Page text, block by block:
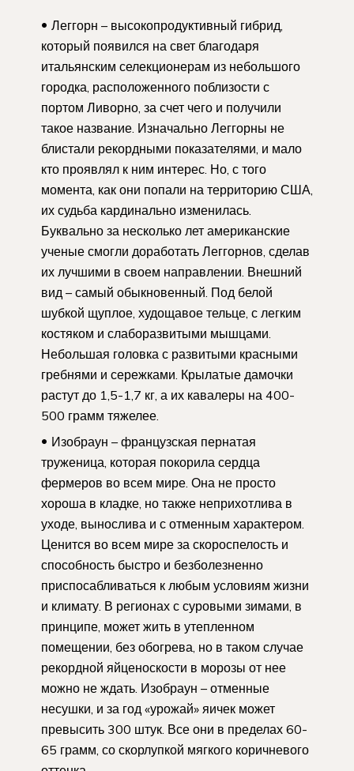
Леггорн – высокопродуктивный гибрид,
который появился на свет благодаря
итальянским селекционерам из небольшого
городка, расположенного поблизости с
портом Ливорно, за счет чего и получили
такое название. Изначально Леггорны не
блистали рекордными показателями, и мало
кто проявлял к ним интерес. Но, с того
момента, как они попали на территорию США,
их судьба кардинально изменилась.
Буквально за несколько лет американские
ученые смогли доработать Леггорнов, сделав
их лучшими в своем направлении. Внешний
вид – самый обыкновенный. Под белой
шубкой щуплое, худощавое тельце, с легким
костяком и слаборазвитыми мышцами.
Небольшая головка с развитыми красными
гребнями и сережками. Крылатые дамочки
растут до 1,5-1,7 кг, а их кавалеры на 400-
500 грамм тяжелее.
Изобраун – французская пернатая
труженица, которая покорила сердца
фермеров во всем мире. Она не просто
хороша в кладке, но также неприхотлива в
уходе, вынослива и с отменным характером.
Ценится во всем мире за скороспелость и
способность быстро и безболезненно
приспосабливаться к любым условиям жизни
и климату. В регионах с суровыми зимами, в
принципе, может жить в утепленном
помещении, без обогрева, но в таком случае
рекордной яйценоскости в морозы от нее
можно не ждать. Изобраун – отменные
несушки, и за год «урожай» яичек может
превысить 300 штук. Все они в пределах 60-
65 грамм, со скорлупкой мягкого коричневого